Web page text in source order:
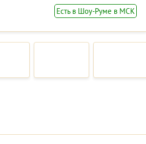
Есть в Шоу-Руме в МСК